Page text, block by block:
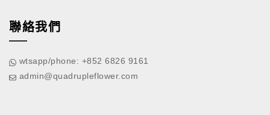
聯絡我們
wtsapp/phone: +852 6826 9161
admin@quadrupleflower.com